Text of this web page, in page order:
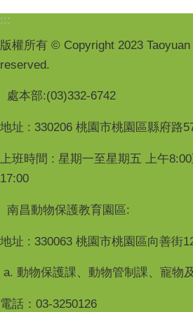
:::
版權所有 © Copyright 2023
reserved.
處本部:(03)332-6742
地址 : 330206 桃園市桃園區縣府路
上班時間 : 星期一至星期五 上午
17:00
南昌動物保護教育園區:
地址 : 330063 桃園市桃園區向善街
a. 動物保護課、動物管制課、寵物
電話：03-3250126